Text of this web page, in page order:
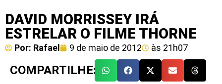
DAVID MORRISSEY IRÁ
ESTRELAR O FILME THORNE
Por: Rafael 9 de maio de 2012 às 21h07
COMPARTILHE: